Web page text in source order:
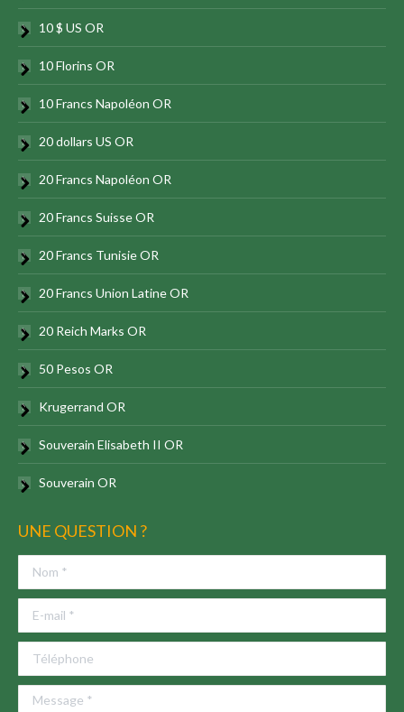
10 $ US OR
10 Florins OR
10 Francs Napoléon OR
20 dollars US OR
20 Francs Napoléon OR
20 Francs Suisse OR
20 Francs Tunisie OR
20 Francs Union Latine OR
20 Reich Marks OR
50 Pesos OR
Krugerrand OR
Souverain Elisabeth II OR
Souverain OR
UNE QUESTION ?
Nom *
E-mail *
Téléphone
Message *